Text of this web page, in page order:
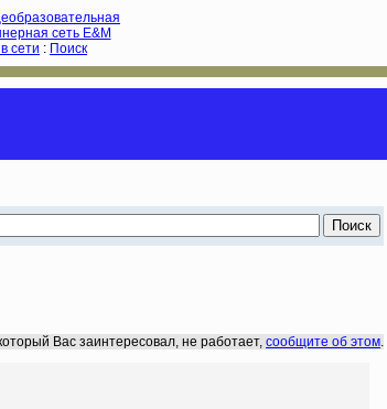
сеть E&M
сети : Поиск
Вас заинтересовал, не работает, сообщите об этом.